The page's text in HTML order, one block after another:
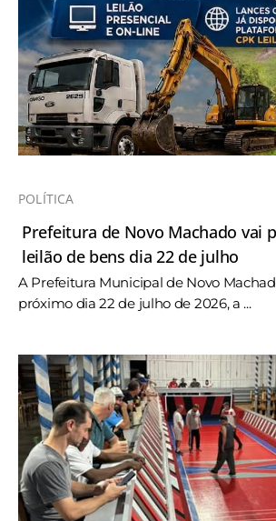
POLÍTICA
Prefeitura de Novo Machado vai
leilão de bens dia 22 de julho
A Prefeitura Municipal de Novo
próximo dia 22 de julho de 2026, a ...